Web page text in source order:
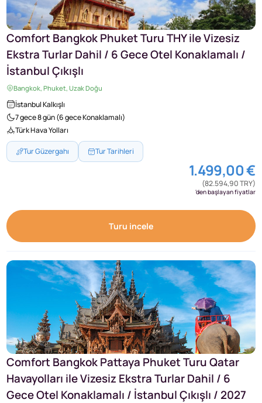
Comfort Bangkok Phuket Turu THY ile Vizesiz
Ekstra Turlar Dahil / 6 Gece Otel Konaklamalı /
İstanbul Çıkışlı
Bangkok, Phuket, Uzak Doğu
İstanbul Kalkışlı
7 gece 8 gün (6 gece Konaklamalı)
Türk Hava Yolları
Tur Güzergahı Tur Tarihleri
1.499,00 €
(82.594,90 TRY)
'den başlayan fiyatlar
Turu incele
Comfort Bangkok Pattaya Phuket Turu Qatar
Havayolları ile Vizesiz Ekstra Turlar Dahil / 6
Gece Otel Konaklamalı / İstanbul Çıkışlı / 2027